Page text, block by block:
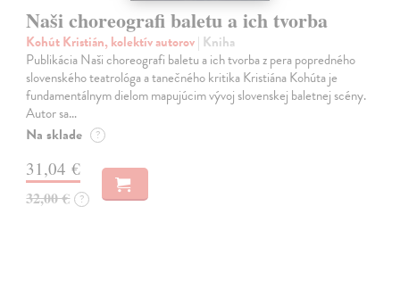
Naši choreografi baletu a ich tvorba
Kohút Kristián, kolektív autorov| Kniha
Publikácia Naši choreografi baletu a ich tvorba z pera popredného
slovenského teatrológa a tanečného kritika Kristiána Kohúta je
fundamentálnym dielom mapujúcim vývoj slovenskej baletnej scény.
Autor sa…
Na sklade ?
31,04 €
32,00 € ?